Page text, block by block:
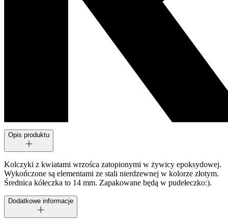
Opis produktu
Kolczyki z kwiatami wrzośca zatopionymi w żywicy epoksydowej.
Wykończone są elementami ze stali nierdzewnej w kolorze złotym.
Średnica kółeczka to 14 mm. Zapakowane będą w pudełeczko:).
Dodatkowe informacje